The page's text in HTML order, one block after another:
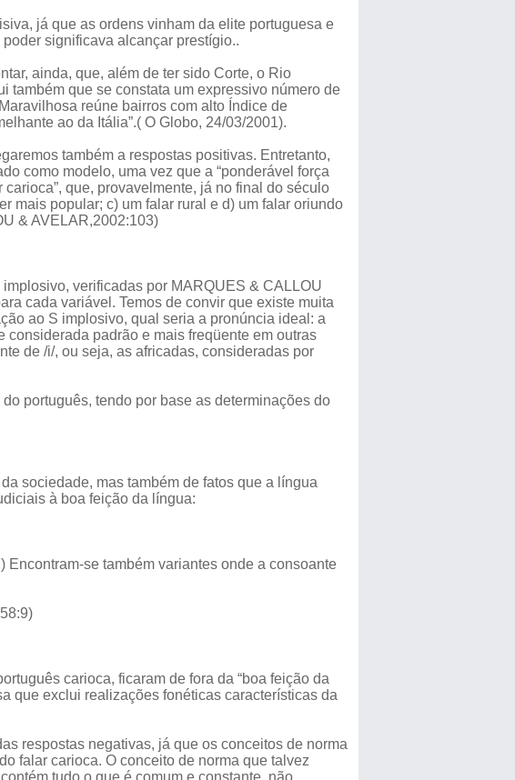
já que as ordens vinham da elite portuguesa e
significava alcançar prestígio..
ainda, que, além de ter sido Corte, o Rio
também que se constata um expressivo número de
reúne bairros com alto Índice de
ao da Itália”.( O Globo, 24/03/2001).
também a respostas positivas. Entretanto,
como modelo, uma vez que a “ponderável força
que, provavelmente, já no final do século
mais popular; c) um falar rural e d) um falar oriundo
& AVELAR,2002:103)
verificadas por MARQUES & CALLOU
cada variável. Temos de convir que existe muita
ao S implosivo, qual seria a pronúncia ideal: a
padrão e mais freqüente em outras
de /i/, ou seja, as africadas, consideradas por
português, tendo por base as determinações do
sociedade, mas também de fatos que a língua
à boa feição da língua:
se também variantes onde a consoante
carioca, ficaram de fora da “boa feição da
que exclui realizações fonéticas características da
respostas negativas, já que os conceitos de norma
falar carioca. O conceito de norma que talvez
tudo o que é comum e constante, não